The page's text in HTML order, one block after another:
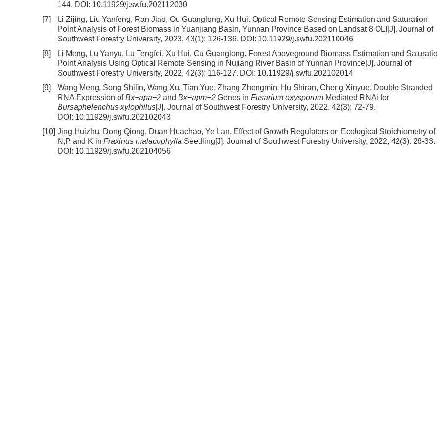
144. DOI: 10.11929/j.swfu.202112030
[7]
Li Zijing, Liu Yanfeng, Ran Jiao, Ou Guanglong, Xu Hui. Optical Remote Sensing Estimation and Saturation
Point Analysis of Forest Biomass in Yuanjiang Basin, Yunnan Province Based on Landsat 8 OLI [J]. Journal of
Southwest Forestry University, 2023, 43(1): 126-136. DOI: 10.11929/j.swfu.202110046
[8]
Li Meng, Lu Yanyu, Lu Tengfei, Xu Hui, Ou Guanglong. Forest Aboveground Biomass Estimation and
Point Analysis Using Optical Remote Sensing in Nujiang River Basin of Yunnan Province[J]. Journal of
Southwest Forestry University, 2022, 42(3): 116-127. DOI: 10.11929/j.swfu.202102014
[9]
Wang Meng, Song Shilin, Wang Xu, Tian Yue, Zhang Zhengmin, Hu Shiran, Cheng Xinyue. Double Stranded
RNA Expression ofBx−apa−2 and Bx−apm−2 Genes in Fusarium oxysporum Mediated RNAi for
Bursaphelenchus xylophilus[J]. Journal of Southwest Forestry University, 2022, 42(3): 72-79.
DOI: 10.11929/j.swfu.202102043
[10] Jing Huizhu, Dong Qiong, Duan Huachao, Ye Lan. Effect of Growth Regulators on Ecological Stoichiometry of
N,P and K in Fraxinus malacophylla Seedling[J]. Journal of Southwest Forestry University, 2022, 42(3): 26-33.
DOI: 10.11929/j.swfu.202104056